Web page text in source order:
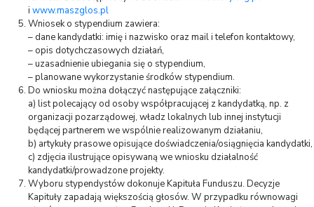
i www.maszglos.pl
Wniosek o stypendium zawiera:
– dane kandydatki: imię i nazwisko oraz mail i telefon kontaktowy,
– opis dotychczasowych działań,
– uzasadnienie ubiegania się o stypendium,
– planowane wykorzystanie środków stypendium.
Do wniosku można dołączyć następujące załączniki:
a) list polecający od osoby współpracującej z kandydatką, np. z
organizacji pozarządowej, władz lokalnych lub innej instytucji
będącej partnerem we wspólnie realizowanym działaniu,
b) artykuły prasowe opisujące doświadczenia/osiągnięcia kandydatki,
c) zdjęcia ilustrujące opisywaną we wniosku działalność
kandydatki/prowadzone projekty.
Wyboru stypendystów dokonuje Kapituła Funduszu. Decyzje
Kapituły zapadają większością głosów. W przypadku równowagi